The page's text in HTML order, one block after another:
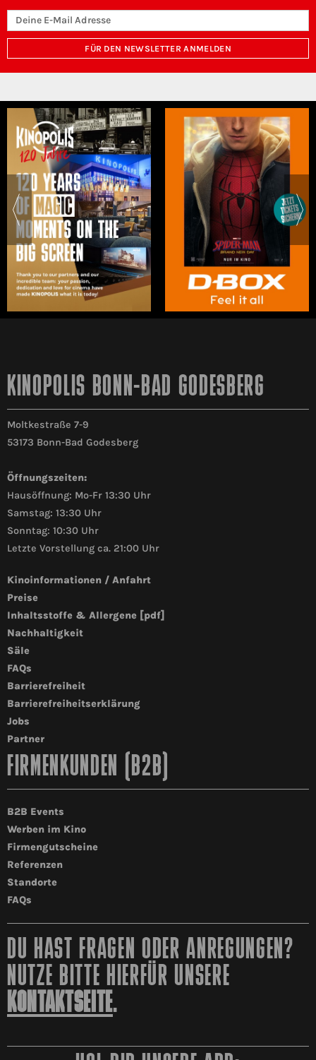
FÜR DEN NEWSLETTER ANMELDEN
KINOPOLIS BONN-BAD GODESBERG
Moltkestraße 7-9
53173 Bonn-Bad Godesberg
Öffnungszeiten:
Hausöffnung: Mo-Fr 13:30 Uhr
Samstag: 13:30 Uhr
Sonntag: 10:30 Uhr
Letzte Vorstellung ca. 21:00 Uhr
Kinoinformationen / Anfahrt
Preise
Inhaltsstoffe & Allergene [pdf]
Nachhaltigkeit
Säle
FAQs
Barrierefreiheit
Barrierefreiheitserklärung
Jobs
Partner
FIRMENKUNDEN (B2B)
B2B Events
Werben im Kino
Firmengutscheine
Referenzen
Standorte
FAQs
DU HAST FRAGEN ODER ANREGUNGEN?
NUTZE BITTE HIERFÜR UNSERE
KONTAKTSEITE.